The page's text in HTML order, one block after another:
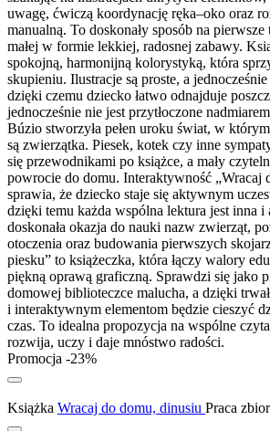
uwagę, ćwiczą koordynację ręka–oko oraz
manualną. To doskonały sposób na
małej w formie lekkiej, radosnej zabawy.
spokojną, harmonijną kolorystyką, która
skupieniu. Ilustracje są proste, a
dzięki czemu dziecko łatwo odnajduje
jednocześnie nie jest przytłoczone
Búzio stworzyła pełen uroku świat, w
są zwierzątka. Piesek, kotek czy inne
się przewodnikami po książce, a mały
powrocie do domu. Interaktywność „Wracaj
sprawia, że dziecko staje się aktywnym
dzięki temu każda wspólna lektura jest inna i
doskonała okazja do nauki nazw zwierząt,
otoczenia oraz budowania pierwszych
piesku” to książeczka, która łączy walory
piękną oprawą graficzną. Sprawdzi się jako
domowej biblioteczce malucha, a dzięki
i interaktywnym elementom będzie cieszyć
czas. To idealna propozycja na wspólne
rozwija, uczy i daje mnóstwo radości.
Promocja -23%
Książka Wracaj do domu, dinusiu Praca